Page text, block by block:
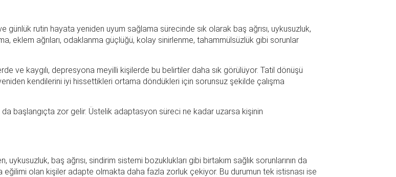
günlük rutin hayata yeniden uyum sağlama sürecinde sık olarak baş ağrısı, uykusuzluk,
eklem ağrıları, odaklanma güçlüğü, kolay sinirlenme, tahammülsüzlük gibi sorunlar
ve kaygılı, depresyona meyilli kişilerde bu belirtiler daha sık görülüyor. Tatil dönüşü
kendilerini iyi hissettikleri ortama döndükleri için sorunsuz şekilde çalışma
başlangıçta zor gelir. Üstelik adaptasyon süreci ne kadar uzarsa kişinin
baş ağrısı, sindirim sistemi bozuklukları gibi birtakım sağlık sorunlarının da
eğilimi olan kişiler adapte olmakta daha fazla zorluk çekiyor. Bu durumun tek istisnası ise